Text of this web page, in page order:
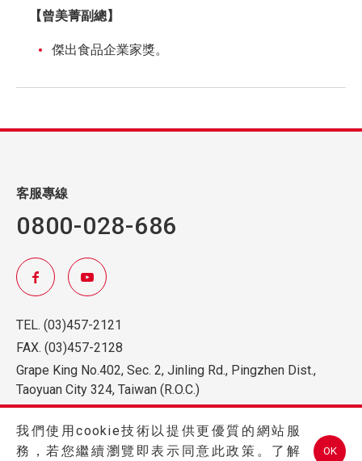
【曾美菁副總】
傑出食品企業家獎。
客服專線
0800-028-686
TEL. (03)457-2121
FAX. (03)457-2128
Grape King No.402, Sec. 2, Jinling Rd., Pingzhen Dist.,
Taoyuan City 324, Taiwan (R.O.C.)
Copyright © 2026 GRAPE KING BIO LTD All Rights Reserved.Designed
我們使用cookie技術以提供更優質的網站服
務，若您繼續瀏覽即表示同意此政策。了解
OK